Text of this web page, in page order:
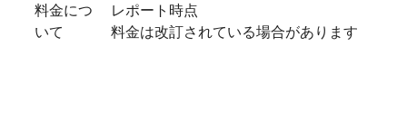
料金につ
いて
レポート時点
料金は改訂されている場合があります